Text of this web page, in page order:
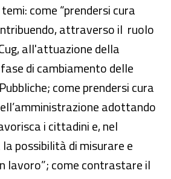
come “prendersi cura
attraverso il ruolo
all'attuazione della
di cambiamento delle
come prendersi cura
adottando
i cittadini e, nel
possibilità di misurare e
lavoro”; come contrastare il